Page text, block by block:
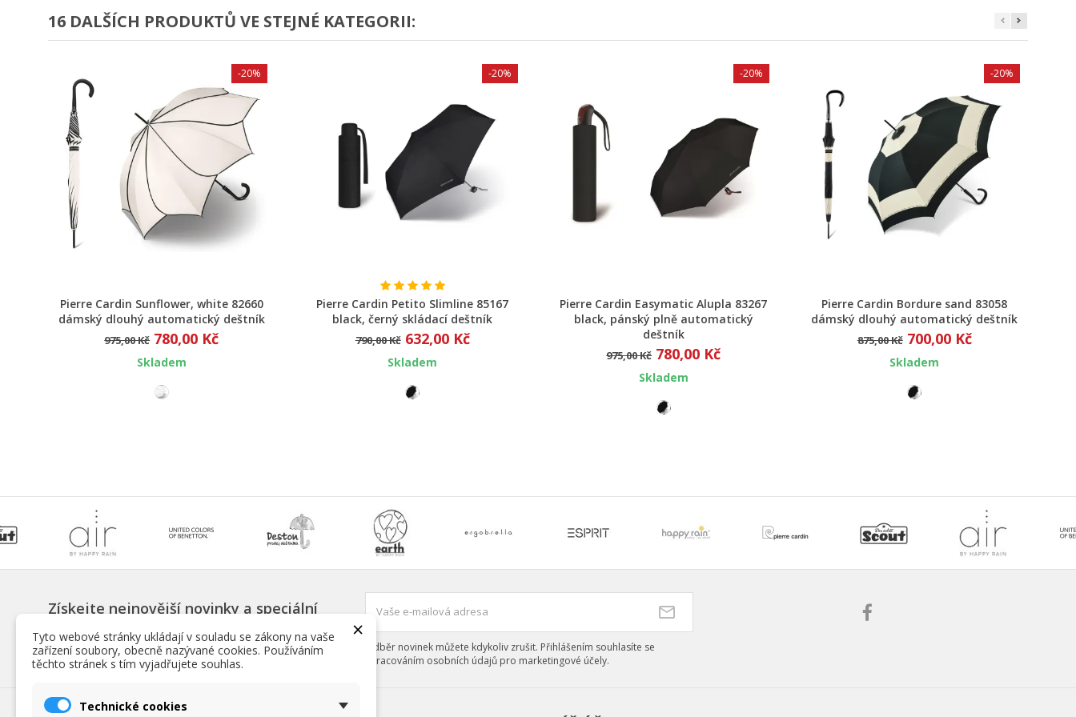
16 DALŠÍCH PRODUKTŮ VE STEJNÉ KATEGORII:
Pierre Cardin Sunflower, white 82660
dámský dlouhý automatický deštník
975,00 Kč
-20%
780,00 Kč
Skladem
Rychlý náhled
Pierre Cardin Petito Slimline 85167
black, černý skládací deštník
790,00 Kč
-20%
632,00 Kč
Skladem
Pierre Cardin Easymatic Alupla 83267
black, pánský plně automatický
deštník
975,00 Kč
-20%
780,00 Kč
Skladem
Pierre Cardin Bordure sand 83058
dámský dlouhý automatický deštník
875,00 Kč
-20%
700,00 Kč
Skladem
Získejte nejnovější novinky a speciální
Odběr novinek můžete kdykoliv zrušit. Přihlášením souhlasíte se
zpracováním osobních údajů pro marketingové účely.
×
Tyto webové stránky ukládají v souladu se zákony na vaše
zařízení soubory, obecně nazývané cookies. Používáním
těchto stránek s tím vyjadřujete souhlas.
Technické cookies